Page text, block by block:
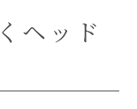
ヘッド